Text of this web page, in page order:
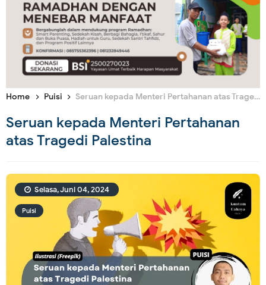
Home Puisi Seruan kepada Menteri Pertahanan atas Tragedi Palestina
Seruan kepada Menteri Pertahanan
atas Tragedi Palestina
Puisi
Selasa, Juni 04, 2024